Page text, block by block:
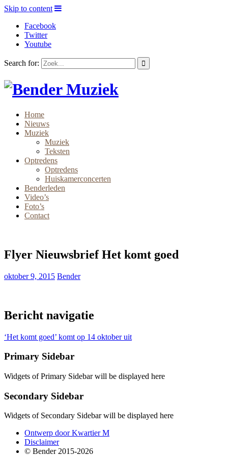
Skip to content
Facebook
Twitter
Youtube
Search for:
Home
Nieuws
Muziek
Muziek
Teksten
Optredens
Optredens
Huiskamerconcerten
Benderleden
Video’s
Foto’s
Contact
Flyer Nieuwsbrief Het komt goed
oktober 9, 2015 Bender
Bericht navigatie
‘Het komt goed’ komt op 14 oktober uit
Primary Sidebar
Widgets of Primary Sidebar will be displayed here
Secondary Sidebar
Widgets of Secondary Sidebar will be displayed here
Ontwerp door Kwartier M
Disclaimer
© Bender 2015-2026